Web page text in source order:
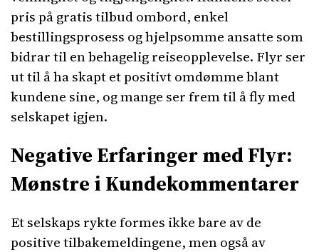
pris på gratis tilbud ombord, enkel
bestillingsprosess og hjelpsomme ansatte som
bidrar til en behagelig reiseopplevelse. Flyr ser
ut til å ha skapt et positivt omdømme blant
kundene sine, og mange ser frem til å fly med
selskapet igjen.
Negative Erfaringer med Flyr:
Mønstre i Kundekommentarer
Et selskaps rykte formes ikke bare av de
positive tilbakemeldingene, men også av